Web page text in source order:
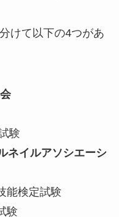
けて以下の4つがあ
験
ネイルアソシエーシ
能検定試験
験